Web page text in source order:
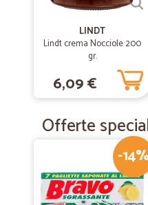
LINDT
Lindt crema Nocciole 200
gr.
6,09 €
Offerte
-